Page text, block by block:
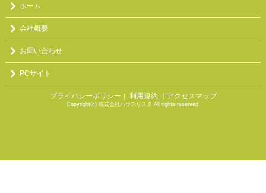
ホーム
会社概要
お問い合わせ
PCサイト
プライバシーポリシー ｜ 利用規約 ｜アクセスマップ
Copyright(c) 株式会社ハウスリスタ All rights reserved.